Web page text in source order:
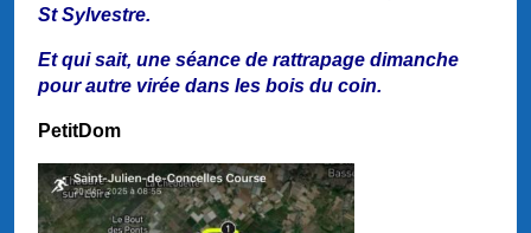
St Sylvestre.
Et qui sait, une séance de rattrapage dimanche
pour autre virée dans les bois du coin.
PetitDom